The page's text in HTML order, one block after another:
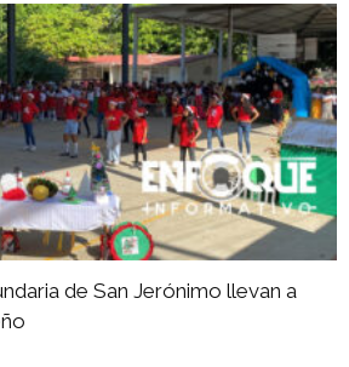
de San Jerónimo llevan a